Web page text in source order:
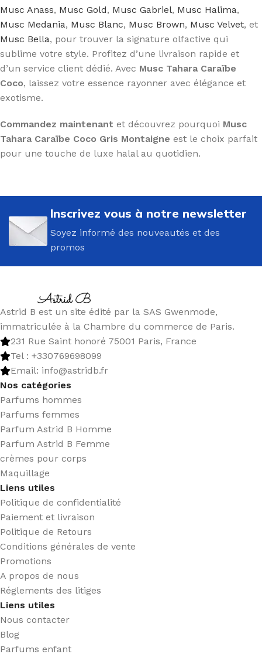
Musc Anass, Musc Gold, Musc Gabriel, Musc Halima,
Musc Medania, Musc Blanc, Musc Brown, Musc Velvet, et
Musc Bella, pour trouver la signature olfactive qui
sublime votre style. Profitez d’une livraison rapide et
d’un service client dédié. Avec Musc Tahara Caraïbe
Coco, laissez votre essence rayonner avec élégance et
exotisme.
Commandez maintenant et découvrez pourquoi Musc
Tahara Caraïbe Coco Gris Montaigne est le choix parfait
pour une touche de luxe halal au quotidien.
Inscrivez vous à notre newsletter
Soyez informé des nouveautés et des
promos
Astrid B est un site édité par la SAS Gwenmode,
immatriculée à la Chambre du commerce de Paris.
231 Rue Saint honoré 75001 Paris, France
Tel : +330769698099
Email: info@astridb.fr
Nos catégories
Parfums hommes
Parfums femmes
Parfum Astrid B Homme
Parfum Astrid B Femme
crèmes pour corps
Maquillage
Liens utiles
Politique de confidentialité
Paiement et livraison
Politique de Retours
Conditions générales de vente
Promotions
A propos de nous
Réglements des litiges
Liens utiles
Nous contacter
Blog
Parfums enfant